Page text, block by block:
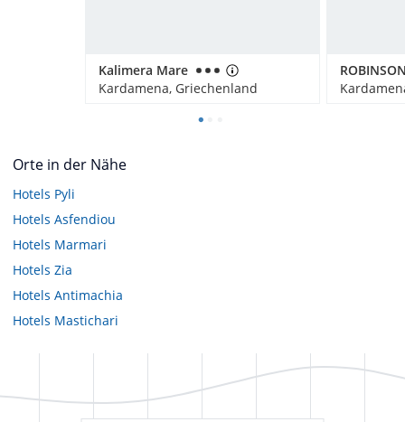
Kalimera Mare
Kardamena, Griechenland
Orte in der Nähe
Hotels Pyli
Hotels Asfendiou
Hotels Marmari
Hotels Zia
Hotels Antimachia
Hotels Mastichari